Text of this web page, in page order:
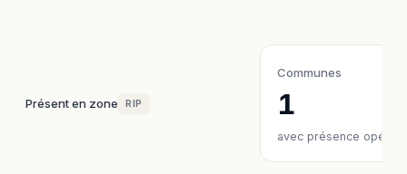
Présent en zone RIP
Communes
1
avec présence